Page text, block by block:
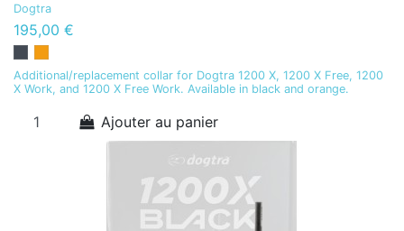
Dogtra
195,00 €
Additional/replacement collar for Dogtra 1200 X, 1200 X Free, 1200
X Work, and 1200 X Free Work. Available in black and orange.
Ajouter au panier